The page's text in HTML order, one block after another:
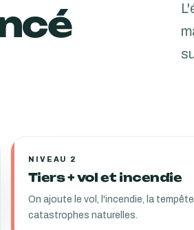
NIVEAU 2
Tiers + vol et incendie
On ajoute le vol, l'incendie, la
catastrophes naturelles.